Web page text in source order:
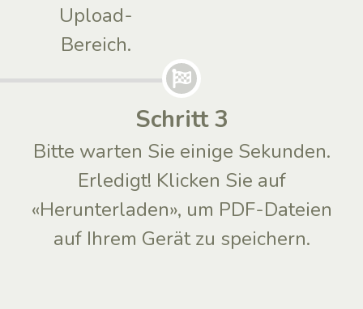
Upload-
Bereich.
Schritt 3
Bitte warten Sie einige Sekunden.
Erledigt! Klicken Sie auf
«Herunterladen», um PDF-Dateien
auf Ihrem Gerät zu speichern.